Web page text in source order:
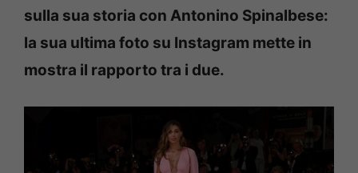
sulla sua storia con Antonino Spinalbese:
la sua ultima foto su Instagram mette in
mostra il rapporto tra i due.